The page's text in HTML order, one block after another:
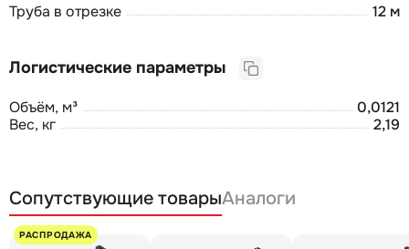
Труба в отрезке 12 м
Логистические параметры
Объём, м³
0,0121
Вес, кг
2,19
Сопутствующие товарыАналоги
РАСПРОДАЖА